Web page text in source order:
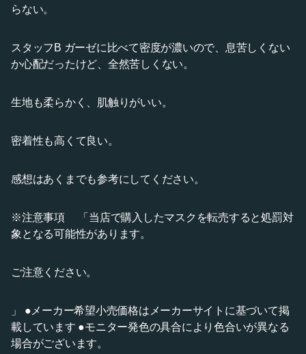
らない。
スタッフB ガーゼに比べて密度が濃いので、息苦しくない
か心配だったけど、全然苦しくない。
生地も柔らかく、肌触りがいい。
密着性も高くて良い。
感想はあくまでも参考にしてください。
※注意事項 「当店で購入したマスクを転売すると処罰対
象となる可能性があります。
ご注意ください。
」 ●メーカー希望小売価格はメーカーサイトに基づいて掲
載しています ●モニター発色の具合により色合いが異なる
場合がございます。